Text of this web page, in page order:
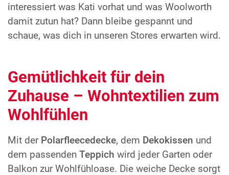
interessiert was Kati vorhat und was Woolworth
damit zutun hat? Dann bleibe gespannt und
schaue, was dich in unseren Stores erwarten wird.
Gemütlichkeit für dein
Zuhause – Wohntextilien zum
Wohlfühlen
Mit der Polarfleecedecke, dem Dekokissen und
dem passenden Teppich wird jeder Garten oder
Balkon zur Wohlfühloase. Die weiche Decke sorgt